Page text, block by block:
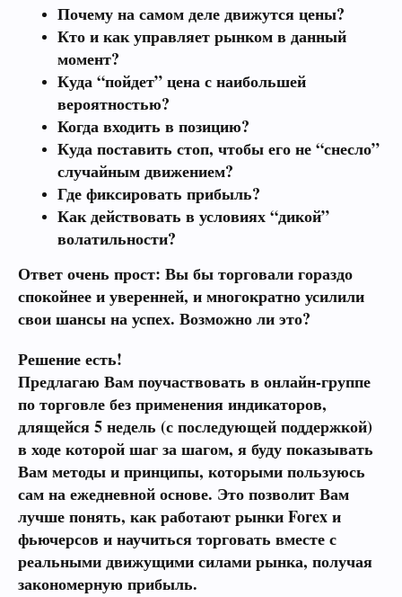
Почему на самом деле движутся цены?
Кто и как управляет рынком в данный
момент?
Куда “пойдет” цена с наибольшей
вероятностью?
Когда входить в позицию?
Куда поставить стоп, чтобы его не “снесло”
случайным движением?
Где фиксировать прибыль?
Как действовать в условиях “дикой”
волатильности?
Ответ очень прост: Вы бы торговали гораздо
спокойнее и уверенней, и многократно усилили
свои шансы на успех. Возможно ли это?
Решение есть!
Предлагаю Вам поучаствовать вонлайн-группе
по торговле без применения индикаторов,
длящейся 5 недель (с последующей поддержкой)
в ходе которой шаг за шагом, я буду показывать
Вам методы и принципы, которыми пользуюсь
сам на ежедневной основе. Это позволит Вам
лучше понять, как работают рынкиForexи
фьючерсови научиться торговать вместе с
реальными движущими силами рынка, получая
закономерную прибыль.